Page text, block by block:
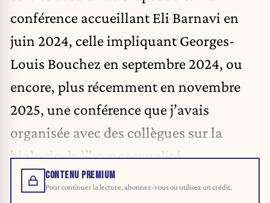
conférence accueillant Eli Barnavi en
juin 2024, celle impliquant Georges-
Louis Bouchez en septembre 2024, ou
encore, plus récemment en novembre
2025, une conférence que j’avais
organisée avec des collègues sur la
biologie de l’homosexualité.
CONTENU PREMIUM
Pour continuer la lecture, abonnez-vous ou utilisez un crédit.